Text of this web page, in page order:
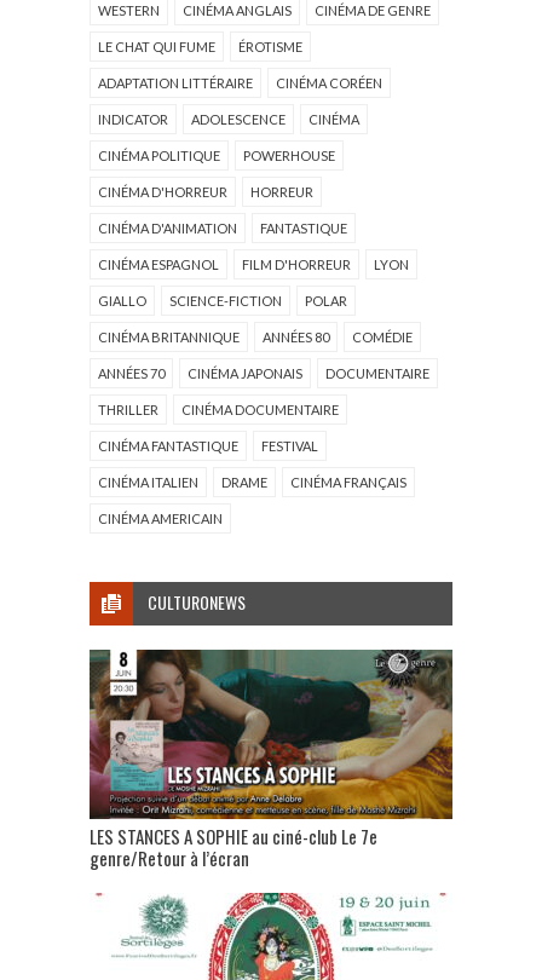
WESTERN CINÉMA ANGLAIS CINÉMA DE GENRE
LE CHAT QUI FUME ÉROTISME
ADAPTATION LITTÉRAIRE CINÉMA CORÉEN
INDICATOR ADOLESCENCE CINÉMA
CINÉMA POLITIQUE POWERHOUSE
CINÉMA D'HORREUR HORREUR
CINÉMA D'ANIMATION FANTASTIQUE
CINÉMA ESPAGNOL FILM D'HORREUR LYON
GIALLO SCIENCE-FICTION POLAR
CINÉMA BRITANNIQUE ANNÉES 80 COMÉDIE
ANNÉES 70 CINÉMA JAPONAIS DOCUMENTAIRE
THRILLER CINÉMA DOCUMENTAIRE
CINÉMA FANTASTIQUE FESTIVAL
CINÉMA ITALIEN DRAME CINÉMA FRANÇAIS
CINÉMA AMERICAIN
CULTURONEWS
LES STANCES A SOPHIE au ciné-club Le 7e
genre/Retour à l’écran